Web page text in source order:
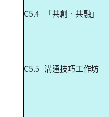
C5.4 「共創‧共融」
C5.5 溝通技巧工作坊